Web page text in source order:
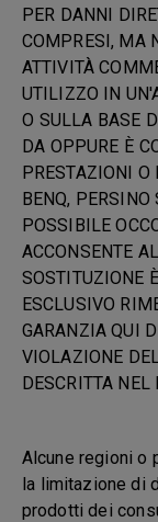
PER DANNI
COMPRESI, MA
ATTIVITÀ
UTILIZZO IN
O SULLA BASE
DA OPPURE È
PRESTAZIONI O
BENQ, PERSINO
POSSIBILE
ACCONSENTE
SOSTITUZIONE
ESCLUSIVO
GARANZIA QUI
VIOLAZIONE
DESCRITTA NEL
Alcune regioni o
la limitazione di
prodotti dei